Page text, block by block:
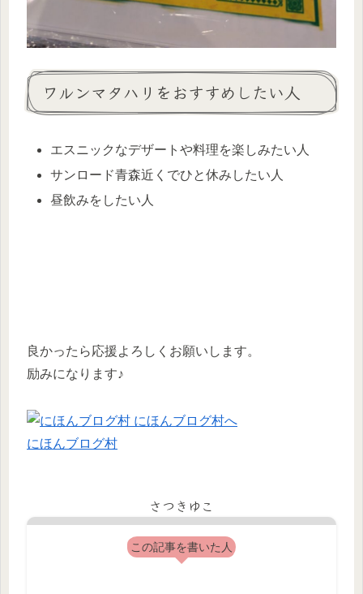
ワルンマタハリをおすすめしたい人
エスニックなデザートや料理を楽しみたい人
サンロード青森近くでひと休みしたい人
昼飲みをしたい人
良かったら応援よろしくお願いします。
励みになります♪
にほんブログ村
さつきゆこ
この記事を書いた人